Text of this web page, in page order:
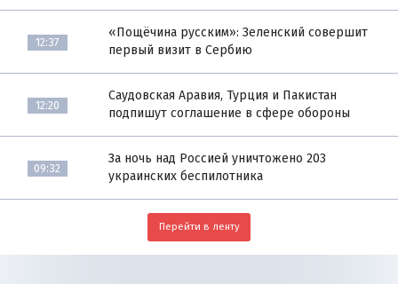
12:37
«Пощёчина русским»: Зеленский совершит
первый визит в Сербию
12:20
Саудовская Аравия, Турция и Пакистан
подпишут соглашение в сфере обороны
09:32
За ночь над Россией уничтожено 203
украинских беспилотника
Перейти в ленту